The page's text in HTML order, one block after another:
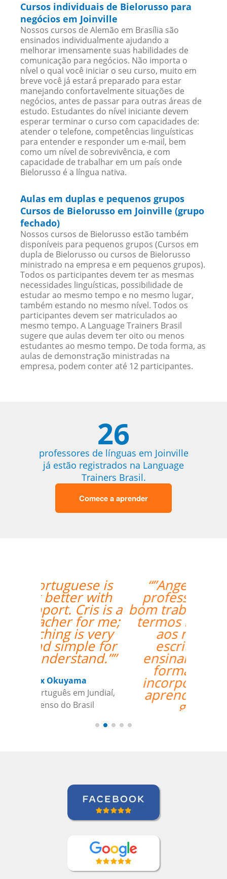
Cursos individuais de Bielorusso para
negócios em Joinville
Nossos cursos de Alemão em Brasília são
ensinados individualmente ajudando a
melhorar imensamente suas habilidades de
comunicação para negócios. Não importa o
nível o qual você iniciar o seu curso, muito em
breve você já estará preparado para estar
manejando confortavelmente situações de
negócios, antes de passar para outras áreas de
estudo. Estudantes do nível iniciante devem
esperar terminar o curso com capacidades de:
atender o telefone, competências linguísticas
para entender e responder um e-mail, bem
como um nível de sobrevivência, e com
capacidade de trabalhar em um país onde
Bielorusso é a língua nativa.
Aulas em duplas e pequenos grupos
Cursos de Bielorusso em Joinville (grupo
fechado)
Nossos cursos de Bielorusso estão também
disponíveis para pequenos grupos (Cursos em
dupla de Bielorusso ou cursos de Bielorusso
ministrado na empresa e em pequenos grupos).
Todos os participantes devem ter as mesmas
necessidades linguísticas, possibilidade de
estudar ao mesmo tempo e no mesmo lugar,
também estando no mesmo nível. Todos os
participantes devem ser matriculados ao
mesmo tempo. A Language Trainers Brasil
sugere que aulas devem ter oito ou menos
estudantes ao mesmo tempo. De toda forma, as
aulas de demonstração ministradas na
empresa, podem conter até 12 participantes.
26
professores de línguas em Joinville
já estão registrados na Language
Trainers Brasil.
Comece a aprender
“”Angelica, minha
professora, fez um
bom trabalho trazendo
termos relacionados
aos negócios /
escritório, e as
ensinando de uma
forma prática e
incorporada com a
aprendizagem em
geral.””
David Smith